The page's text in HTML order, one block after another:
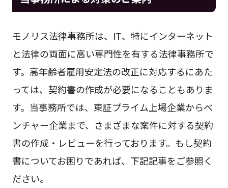
モノリス法律事務所は、IT、特にインターネット
と法律の両面に高い専門性を有する法律事務所で
す。高年齢者雇用安定法の改正に対応するにあた
っては、契約書の作成が必要になることもありま
す。当事務所では、東証プライム上場企業からベ
ンチャー企業まで、さまざまな案件に対する契約
書の作成・レビューを行っております。もし契約
書についてお困りであれば、下記記事をご参照く
ださい。